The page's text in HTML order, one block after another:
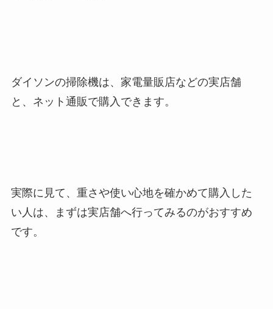
ダイソンの掃除機は、家電量販店などの実店舗
と、ネット通販で購入できます。
実際に見て、重さや使い心地を確かめて購入した
い人は、まずは実店舗へ行ってみるのがおすすめ
です。